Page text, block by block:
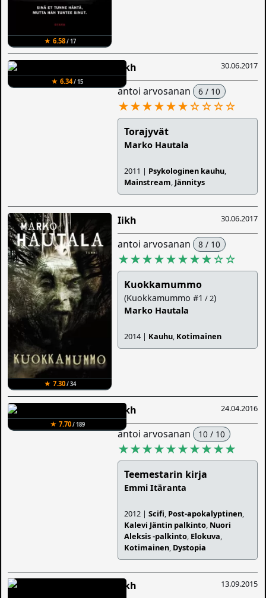
★ 6.58/ 17
★ 6.34/ 15
30.06.2017
Iikh
antoi arvosanan 6 / 10
★★★★★★☆☆☆☆
Torajyvät
Marko Hautala
2011 | Psykologinen kauhu,
Mainstream, Jännitys
★ 7.30/ 34
30.06.2017
Iikh
antoi arvosanan 8 / 10
★★★★★★★★☆☆
Kuokkamummo
(Kuokkamummo #1 / 2)
Marko Hautala
2014 | Kauhu, Kotimainen
★ 7.70/ 189
24.04.2016
Iikh
antoi arvosanan 10 / 10
★★★★★★★★★★
Teemestarin kirja
Emmi Itäranta
2012 |Scifi, Post-apokalyptinen,
Kalevi Jäntin palkinto, Nuori
Aleksis -palkinto, Elokuva,
Kotimainen, Dystopia
13.09.2015
Iikh